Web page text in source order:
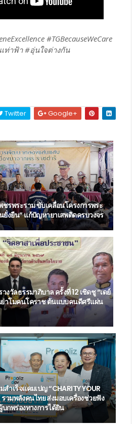
#TGBecauseWeCare
ท่าฟ้า #อุ่นใจต่างกัน
Twitter Google+
รพระราม ขับเคลื่อนโครงการพระ
งยืน” แก้ปัญหายาเสพติดครบวงจร
งวัลธรรมาภิบาล ครั้งที่ 12 เชิดชู “เดย์
าโมคนโคราช ต้นแบบคนดีศรีแผ่น
ำเร็จแคมเปญ “CHARITY YOUR
รวมพลังคนไทย ส่งมอบเครื่องช่วยฟัง
บกพร่องทางการได้ยิน